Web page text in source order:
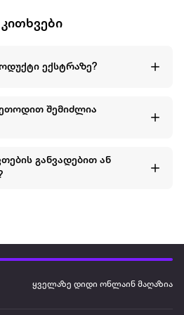
ექსტრაზე?
შემიძლია
განვადებით ან
ყველაზე დიდი ონლაინ მაღაზია